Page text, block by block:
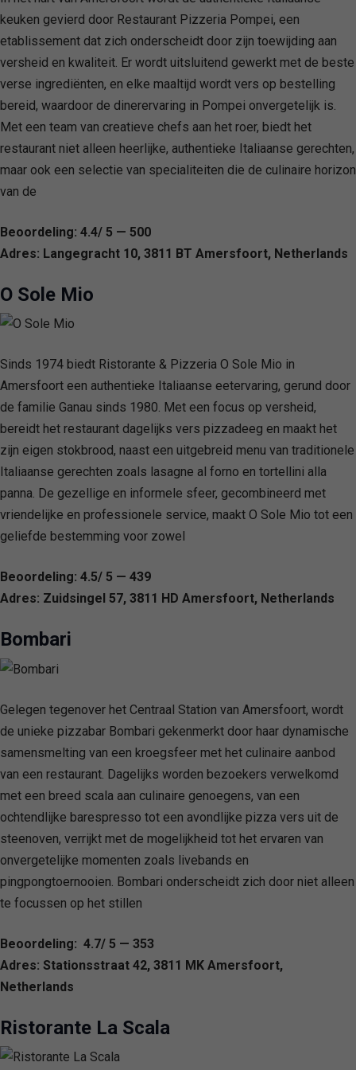
keuken gevierd door Restaurant Pizzeria Pompei, een
etablissement dat zich onderscheidt door zijn toewijding aan
versheid en kwaliteit. Er wordt uitsluitend gewerkt met de beste
verse ingrediënten, en elke maaltijd wordt vers op bestelling
bereid, waardoor de dinerervaring in Pompei onvergetelijk is.
Met een team van creatieve chefs aan het roer, biedt het
restaurant niet alleen heerlijke, authentieke Italiaanse gerechten,
maar ook een selectie van specialiteiten die de culinaire horizon
van de
Beoordeling: 4.4/ 5 — 500
Adres: Langegracht 10, 3811 BT Amersfoort, Netherlands
O Sole Mio
Sinds 1974 biedt Ristorante & Pizzeria O Sole Mio in
Amersfoort een authentieke Italiaanse eetervaring, gerund door
de familie Ganau sinds 1980. Met een focus op versheid,
bereidt het restaurant dagelijks vers pizzadeeg en maakt het
zijn eigen stokbrood, naast een uitgebreid menu van traditionele
Italiaanse gerechten zoals lasagne al forno en tortellini alla
panna. De gezellige en informele sfeer, gecombineerd met
vriendelijke en professionele service, maakt O Sole Mio tot een
geliefde bestemming voor zowel
Beoordeling: 4.5/ 5 — 439
Adres: Zuidsingel 57, 3811 HD Amersfoort, Netherlands
Bombari
Gelegen tegenover het Centraal Station van Amersfoort, wordt
de unieke pizzabar Bombari gekenmerkt door haar dynamische
samensmelting van een kroegsfeer met het culinaire aanbod
van een restaurant. Dagelijks worden bezoekers verwelkomd
met een breed scala aan culinaire genoegens, van een
ochtendlijke barespresso tot een avondlijke pizza vers uit de
steenoven, verrijkt met de mogelijkheid tot het ervaren van
onvergetelijke momenten zoals livebands en
pingpongtoernooien. Bombari onderscheidt zich door niet alleen
te focussen op het stillen
Beoordeling: 4.7/ 5 — 353
Adres: Stationsstraat 42, 3811 MK Amersfoort,
Netherlands
Ristorante La Scala